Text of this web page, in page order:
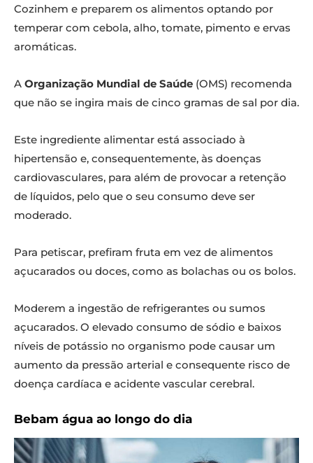
Cozinhem e preparem os alimentos optando por
temperar com cebola, alho, tomate, pimento e ervas
aromáticas.
A Organização Mundial de Saúde (OMS) recomenda
que não se ingira mais de cinco gramas de sal por dia.
Este ingrediente alimentar está associado à
hipertensão e, consequentemente, às doenças
cardiovasculares, para além de provocar a retenção
de líquidos, pelo que o seu consumo deve ser
moderado.
Para petiscar, prefiram fruta em vez de alimentos
açucarados ou doces, como as bolachas ou os bolos.
Moderem a ingestão de refrigerantes ou sumos
açucarados. O elevado consumo de sódio e baixos
níveis de potássio no organismo pode causar um
aumento da pressão arterial e consequente risco de
doença cardíaca e acidente vascular cerebral.
Bebam água ao longo do dia